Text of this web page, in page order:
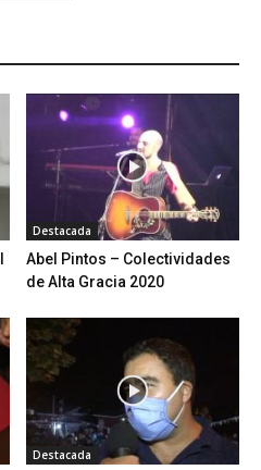
Destacada
Abel Pintos – Colectividades
de Alta Gracia 2020
Destacada